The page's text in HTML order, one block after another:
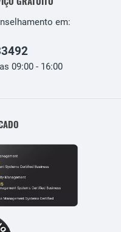
em:
09:00 - 16:00